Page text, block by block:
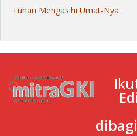
Tuhan Mengasihi Umat-Nya